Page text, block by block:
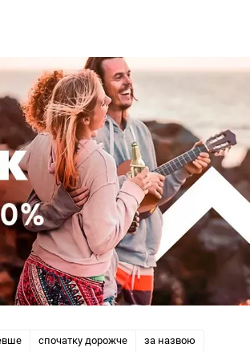
спочатку дорожче за назвою